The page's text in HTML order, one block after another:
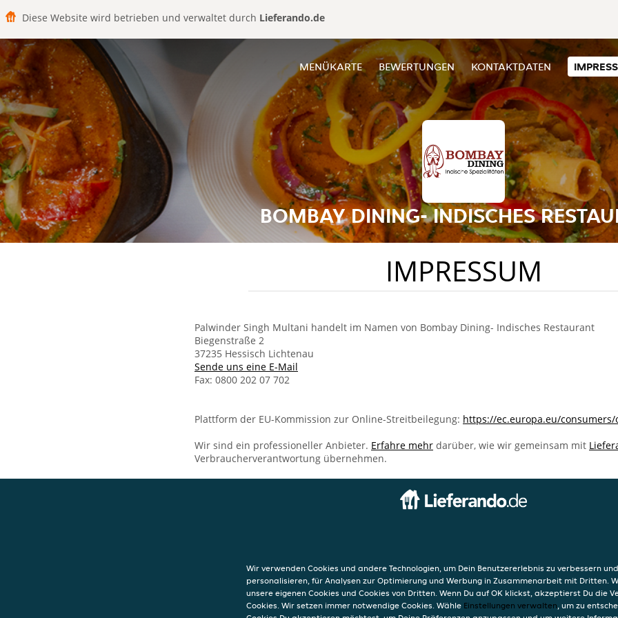
Diese Website wird betrieben und verwaltet durch Lieferando.de
MENÜKARTE BEWERTUNGEN KONTAKTDATEN
BOMBAY DINING- INDISCHES
IMPRESSUM
Palwinder Singh Multani handelt im Namen von Bombay Dining- Indisches Restaurant
Biegenstraße 2
37235 Hessisch Lichtenau
Sende uns eine E-Mail
Fax: 0800 202 07 702
Plattform der EU-Kommission zur Online-Streitbeilegung: https://ec.europa.eu/
Wir sind ein professioneller Anbieter. Erfahre mehr darüber, wie wir gemeinsam mit
Verbraucherverantwortung übernehmen.
Biegenstraße 2
37235 Hessisch Lichtenau
Wir verwenden Cookies und andere Technologien, um Dein Benutzererlebnis zu verbessern
personalisieren, für Analysen zur Optimierung und Werbung in Zusammenarbeit mit Dritten.
unsere eigenen Cookies und Cookies von Dritten. Wenn Du auf OK klickst, akzeptierst Du die
Cookies. Wir setzen immer notwendige Cookies. Wähle Einstellungen verwalten, um zu